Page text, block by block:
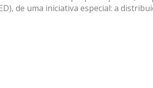
de uma iniciativa especial: a